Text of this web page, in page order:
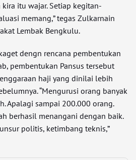
kira itu wajar. Setiap kegitan-
memang,” tegas Zulkarnain
Lembak Bengkulu.
dengn rencana pembentukan
pembentukan Pansus tersebut
haji yang dinilai lebih
“Mengurusi orang banyak
Apalagi sampai 200.000 orang.
berhasil menangani dengan baik.
politis, ketimbang teknis,”